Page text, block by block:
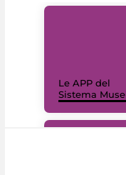
Le APP del
Sistema